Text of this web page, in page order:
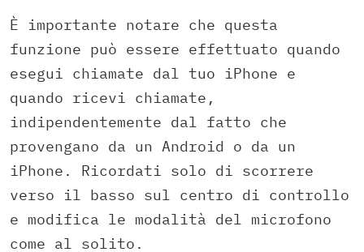
È importante notare che questa
funzione può essere effettuato quando
esegui chiamate dal tuo iPhone e
quando ricevi chiamate,
indipendentemente dal fatto che
provengano da un Android o da un
iPhone. Ricordati solo di scorrere
verso il basso sul centro di controllo
e modifica le modalità del microfono
come al solito.